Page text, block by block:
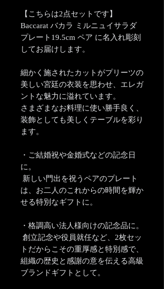
【こちらは2点セットです】
Baccarat バカラ ミルニュイサラダ
プレート19.5cm ペア に名入れ彫刻
してお届けします。
細かく施されたカットがプリーツの
美しい宮廷の衣装を思わせ、エレガ
ントな魅力に溢れています。
さまざまなお料理に使い勝手良く、
装飾としても美しくテーブルを彩り
ます。
・ご結婚祝や金婚式などの記念日
に。
新しい門出を祝うペアのプレート
は、お二人のこれからの時間を輝か
せる特別なギフトに。
・格調高い法人様向けの記念品に。
創立記念や役員就任など、2枚セッ
トだからこその重厚感と特別感で、
組織の歴史と感謝の意を伝える高級
ブランドギフトとして。